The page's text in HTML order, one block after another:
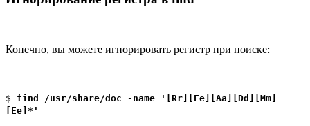
Конечно, вы можете игнорировать регистр при поиске:
$ find /usr/share/doc -name '[Rr][Ee][Aa][Dd][Mm]
[Ee]*'